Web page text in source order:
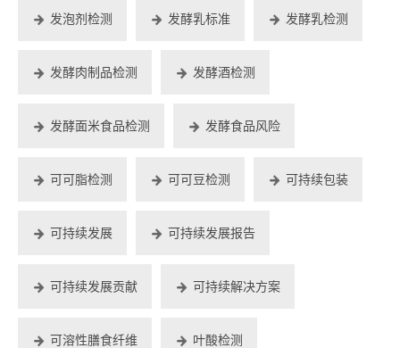
发泡剂检测 发酵乳标准 发酵乳检测
发酵肉制品检测 发酵酒检测
发酵面米食品检测 发酵食品风险
可可脂检测 可可豆检测 可持续包装
可持续发展 可持续发展报告
可持续发展贡献 可持续解决方案
可溶性膳食纤维 叶酸检测